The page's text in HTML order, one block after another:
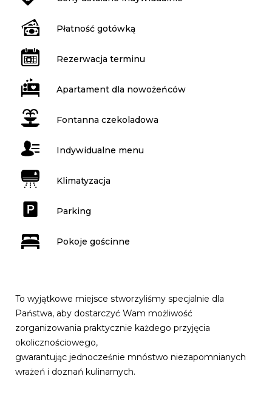
Płatność gotówką
Rezerwacja terminu
Apartament dla nowożeńców
Fontanna czekoladowa
Indywidualne menu
Klimatyzacja
Parking
Pokoje gościnne
To wyjątkowe miejsce stworzyliśmy specjalnie dla
Państwa, aby dostarczyć Wam możliwość
zorganizowania praktycznie każdego przyjęcia
okolicznościowego,
gwarantując jednocześnie mnóstwo niezapomnianych
wrażeń i doznań kulinarnych.